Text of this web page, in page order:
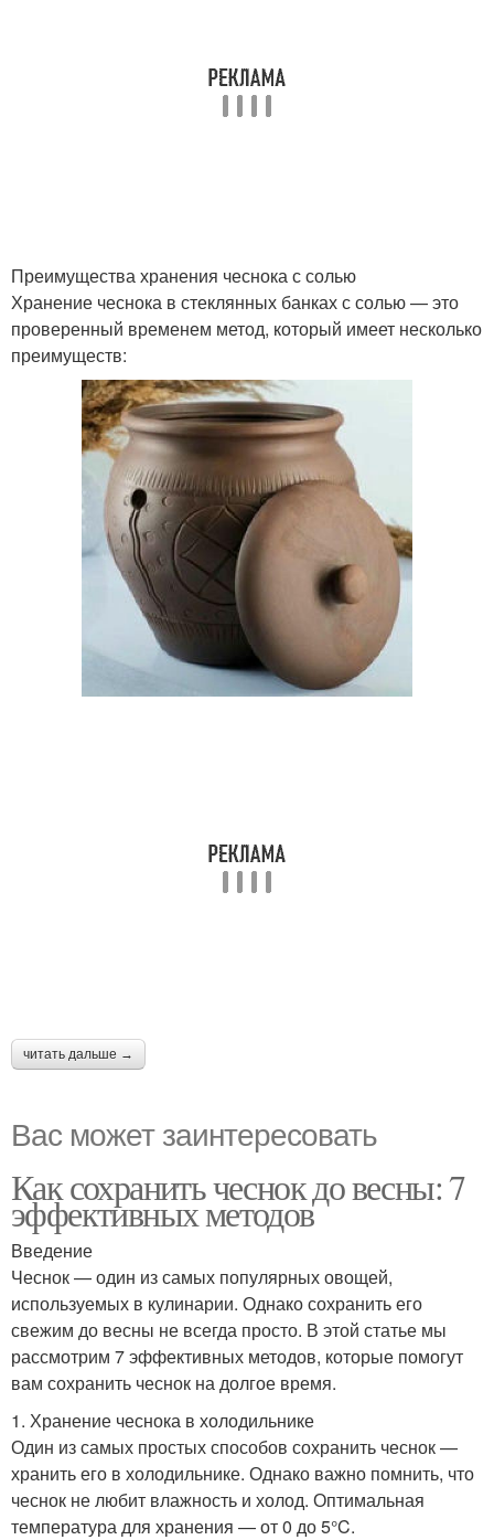
Преимущества хранения чеснока с солью
Хранение чеснока в стеклянных банках с солью — это
проверенный временем метод, который имеет несколько
преимуществ:
читать дальше →
Вас может заинтересовать
Как сохранить чеснок до весны: 7
эффективных методов
Введение
Чеснок — один из самых популярных овощей,
используемых в кулинарии. Однако сохранить его
свежим до весны не всегда просто. В этой статье мы
рассмотрим 7 эффективных методов, которые помогут
вам сохранить чеснок на долгое время.
1. Хранение чеснока в холодильнике
Один из самых простых способов сохранить чеснок —
хранить его в холодильнике. Однако важно помнить, что
чеснок не любит влажность и холод. Оптимальная
температура для хранения — от 0 до 5°C.